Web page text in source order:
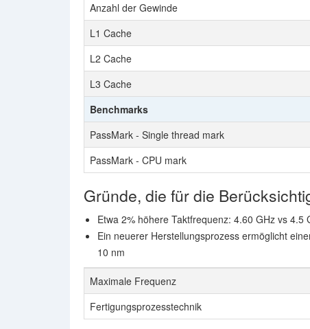
Anzahl der Gewinde
L1 Cache
L2 Cache
L3 Cache
Benchmarks
PassMark - Single thread mark
PassMark - CPU mark
Gründe, die für die
Etwa 2% höhere Taktfrequenz: 4.60 GHz vs 4.5
Ein neuerer Herstellungsprozess ermöglicht
10 nm
Maximale Frequenz
Fertigungsprozesstechnik